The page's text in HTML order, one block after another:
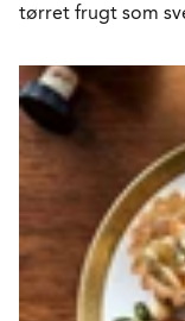
tørret frugt som